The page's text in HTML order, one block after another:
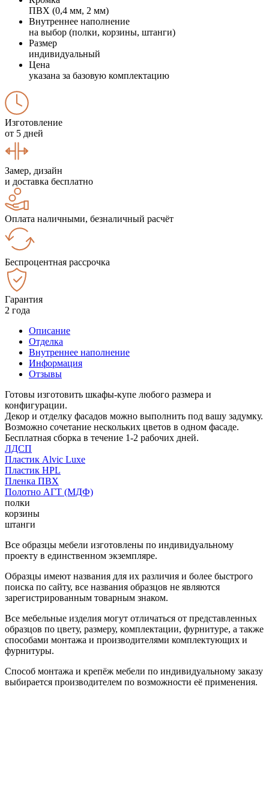
ПВХ (0,4 мм, 2 мм)
Внутреннее наполнение
на выбор (полки, корзины, штанги)
Размер
индивидуальный
Цена
указана за базовую комплектацию
Изготовление
от 5 дней
Замер, дизайн
и доставка бесплатно
Оплата наличными, безналичный расчёт
Беспроцентная рассрочка
Гарантия
2 года
Описание
Отделка
Внутреннее наполнение
Информация
Отзывы
Готовы изготовить шкафы-купе любого размера и
конфигурации.
Декор и отделку фасадов можно выполнить под вашу задумку.
Возможно сочетание нескольких цветов в одном фасаде.
Бесплатная сборка в течение 1-2 рабочих дней.
ЛДСП
Пластик Alvic Luxe
Пластик HPL
Пленка ПВХ
Полотно АГТ (МДФ)
полки
корзины
штанги
Все образцы мебели изготовлены по индивидуальному
проекту в единственном экземпляре.
Образцы имеют названия для их различия и более быстрого
поиска по сайту, все названия образцов не являются
зарегистрированным товарным знаком.
Все мебельные изделия могут отличаться от представленных
образцов по цвету, размеру, комплектации, фурнитуре, а также
способами монтажа и производителями комплектующих и
фурнитуры.
Способ монтажа и крепёж мебели по индивидуальному заказу
выбирается производителем по возможности её применения.